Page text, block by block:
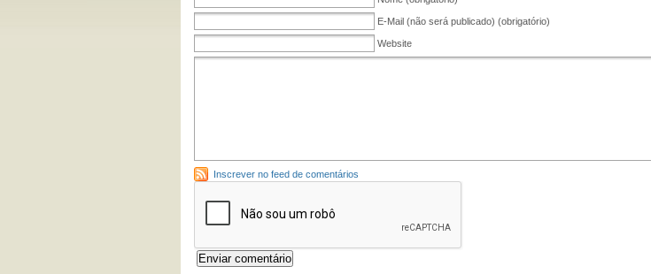
E-Mail (não será publicado) (obrigatório)
Website
Inscrever no feed de comentários